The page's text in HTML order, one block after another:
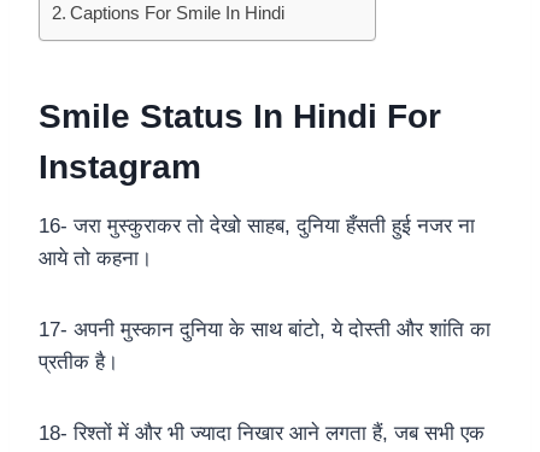
Captions For Smile In Hindi
Smile Status In Hindi For
Instagram
16- जरा मुस्कुराकर तो देखो साहब, दुनिया हँसती हुई नजर ना
आये तो कहना।
17- अपनी मुस्कान दुनिया के साथ बांटो, ये दोस्ती और शांति का
प्रतीक है।
18- रिश्तों में और भी ज्यादा निखार आने लगता हैं, जब सभी एक